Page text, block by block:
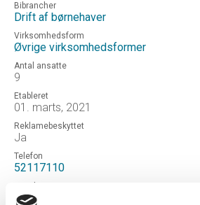
Bibrancher
Drift af børnehaver
Virksomhedsform
Øvrige virksomhedsformer
Antal ansatte
9
Etableret
01. marts, 2021
Reklamebeskyttet
Ja
Telefon
52117110